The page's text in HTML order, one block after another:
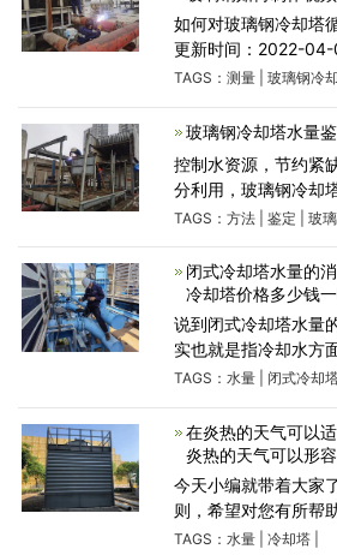
如何对玻璃钢冷却塔
更新时间：2022-
气：159 我们在使用玻璃钢冷却塔时有时候需
调整等工作。
TAGS： 测量| 玻璃钢冷
玻璃钢冷却塔水量
控制水资源，节约紧
分利用，玻璃钢冷却
具备耐腐蚀、强度高
空压站、加热炉及
TAGS： 方法| 鉴定 玻
闭式冷却塔水量的
冷却塔价格多少钱
说到闭式冷却塔水量
实也就是指冷却水方
点来讲为了保证冷却
的放空量，以方便我
TAGS： 水量| 闭式冷却
在炎热的天气可以
炎热的天气可以形
今天小编就带着大家
则，希望对您有所帮
行维护手册操作。2、
TAGS： 水量| 冷却塔|